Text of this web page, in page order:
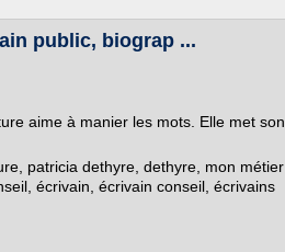
public, biograp ...
aime à manier les mots. Elle met son
patricia dethyre, dethyre, mon métier
écrivain, écrivain conseil, écrivains